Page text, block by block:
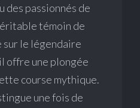
des passionnés de
témoin de
sur le légendaire
offre une plongée
course mythique.
une fois de